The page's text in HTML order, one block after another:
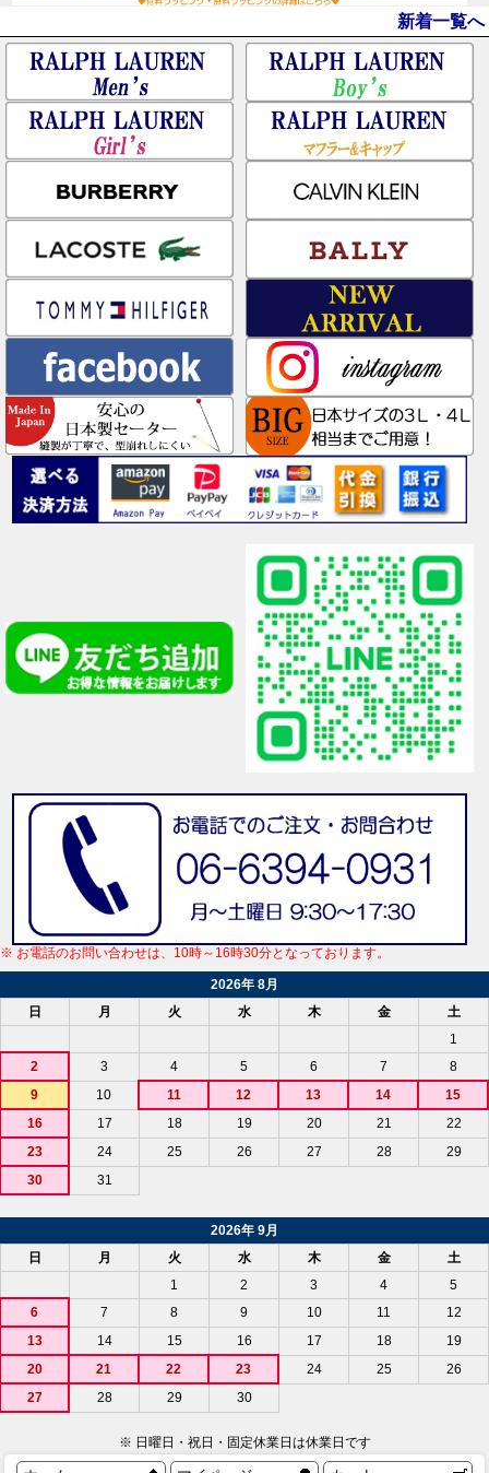
新着一覧へ
※ お電話のお問い合わせは、10時～16時30分となっております。
2026年 8月
日
月 火 水 木 金
土
1
2
3 4 5 6 7
8
9
10 11 12 13 14
15
16
17 18 19 20 21
22
23
24 25 26 27 28
29
30
31
2026年 9月
日
月 火 水 木 金
土
1
2 3 4
5
6
7 8 9 10 11
12
13
14 15 16 17 18
19
20
21 22 23 24 25
26
27
28 29 30
※ 日曜日・祝日・固定休業日は休業日です